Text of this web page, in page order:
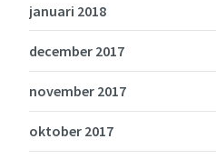
januari 2018
december 2017
november 2017
oktober 2017